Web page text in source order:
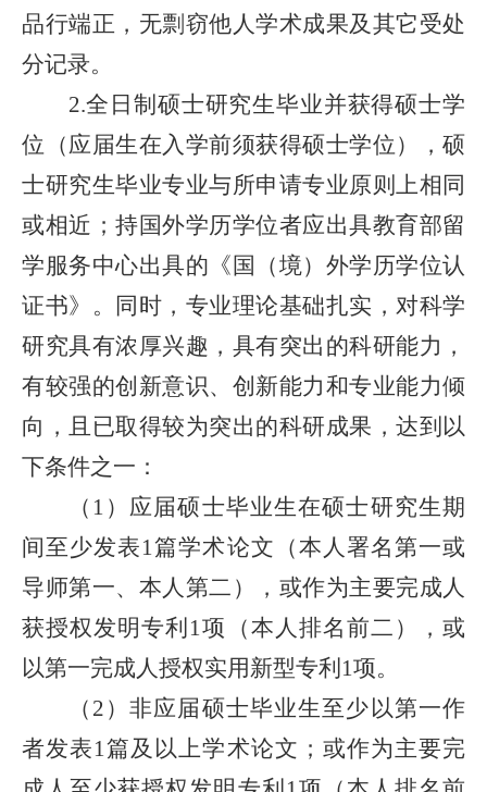
品行端正，无剽窃他人学术成果及其它受处
分记录。
2.全日制硕士研究生毕业并获得硕士学
位（应届生在入学前须获得硕士学位），硕
士研究生毕业专业与所申请专业原则上相同
或相近；持国外学历学位者应出具教育部留
学服务中心出具的《国（境）外学历学位认
证书》。同时，专业理论基础扎实，对科学
研究具有浓厚兴趣，具有突出的科研能力，
有较强的创新意识、创新能力和专业能力倾
向，且已取得较为突出的科研成果，达到以
下条件之一：
（ 1 ）应届硕士毕业生在硕士研究生期
间至少发表1篇学术论文（本人署名第一或
导师第一、本人第二）
， 或作为主要完成人
获授权发明专利1项（本人排名前二） ，或
以第一完成人授权实用新型专利1项。
（ 2 ）非应届硕士毕业生至少以第一作
者发表1篇及以上学术论文；或作为主要完